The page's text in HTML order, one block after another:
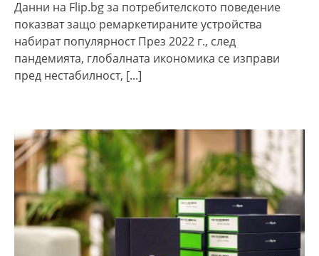
Данни на Flip.bg за потребителското поведение
показват защо ремаркетираните устройства
набират популярност През 2022 г., след
пандемията, глобалната икономика се изправи
пред нестабилност, [...]